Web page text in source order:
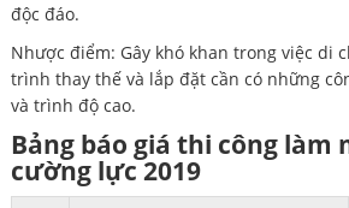
độc đáo.
Nhược điểm: Gây khó khan trong việc di
trình thay thế và lắp đặt cần có những
và trình độ cao.
Bảng báo giá thi công làm
cường lực 2019